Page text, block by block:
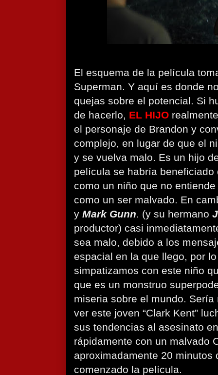
El esquema de la película
Superman. Y aquí es donde
quejas sobre el potencial. Si
de hacerlo, EL HIJO
el personaje de Brandon y
complejo, en lugar de que el
y se vuelva malo. Es un hijo
película se habría beneficiado
como un niño que no
como un ser malvado. En
y Mark Gunn. (y su hermano
productor) casi
sea malo, debido a los
espacial en la que llego, por
simpatizamos con este niño
que es un monstruo
miseria sobre el mundo.
ver este joven “Clark Kent”
sus tendencias al asesinato
rápidamente con un malvado
aproximadamente 20 minutos
comenzado la película.